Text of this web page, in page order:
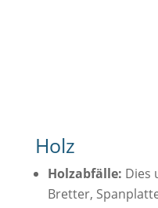
Holz
Holzabfälle: Dies
Bretter,